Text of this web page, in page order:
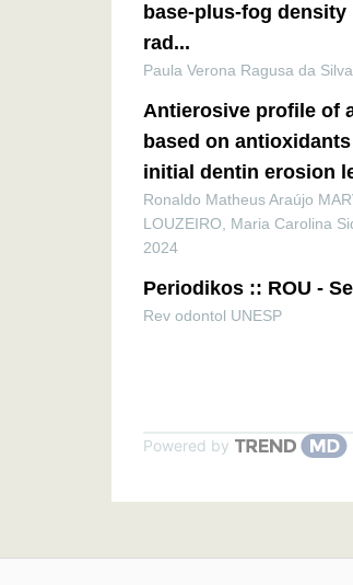
base-plus-fog
rad...
Paula Verona Ragusa da Silva
Antierosive profile of
based on
initial dentin erosion
Ronaldo Matheus Araújo
LOUZEIRO, Maria Carolina
2024
Periodikos :: ROU -
Rev odontol UNESP
Powered by